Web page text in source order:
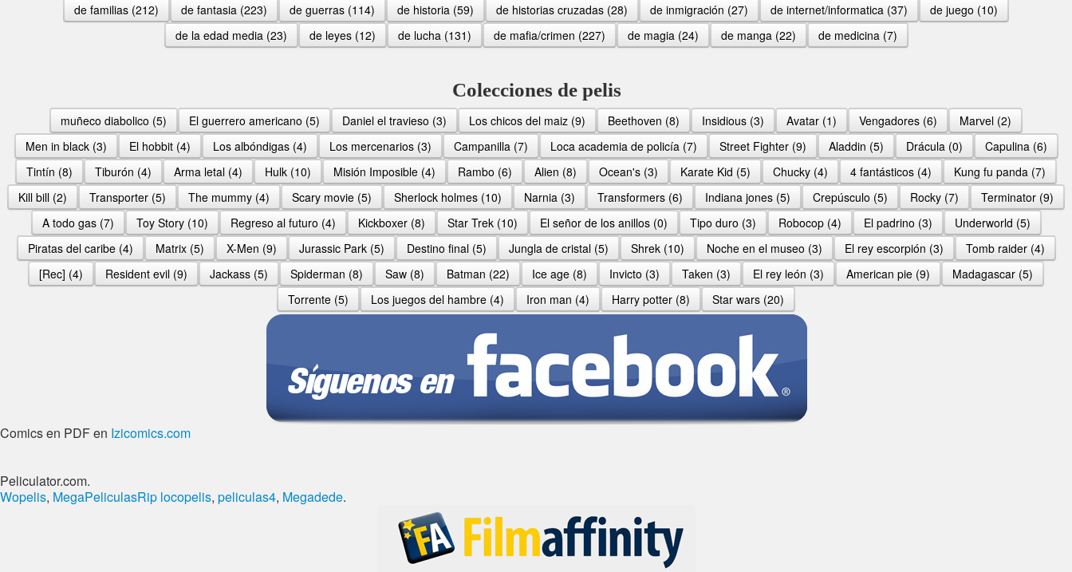
de familias (212)
de fantasia (223) de guerras (114) de historia (59) de historias cruzadas (28) de inmigración (27) de internet/informatica (37)
de juego (10)
de la edad media (23)
de leyes (12) de lucha (131) de mafia/crimen (227) de magia (24) de manga (22) de medicina (7)
Colecciones de pelis
muñeco diabolico (5) El guerrero americano (5) Daniel el travieso (3) Los chicos del maiz (9) Beethoven (8) Insidious (3) Avatar (1) Vengadores (6)
Marvel (2)
Men in black (3)
El hobbit (4) Los albóndigas (4) Los mercenarios (3) Campanilla (7) Loca academia de policí­a (7) Street Fighter (9) Aladdin (5) Drácula (0)
Capulina (6)
Tintín (8)
Tiburón (4) Arma letal (4) Hulk (10) Misión Imposible (4) Rambo (6) Alien (8) Ocean's (3) Karate Kid (5) Chucky (4) 4 fantásticos (4)
Kung fu panda (7)
Kill bill (2)
Transporter (5) The mummy (4) Scary movie (5) Sherlock holmes (10) Narnia (3) Transformers (6) Indiana jones (5) Crepúsculo (5) Rocky (7)
Terminator (9)
A todo gas (7)
Toy Story (10) Regreso al futuro (4) Kickboxer (8) Star Trek (10) El señor de los anillos (0) Tipo duro (3) Robocop (4) El padrino (3)
Underworld (5)
Piratas del caribe (4)
Matrix (5) X-Men (9) Jurassic Park (5) Destino final (5) Jungla de cristal (5) Shrek (10) Noche en el museo (3) El rey escorpión (3)
Tomb raider (4)
[Rec] (4)
Resident evil (9) Jackass (5) Spiderman (8) Saw (8) Batman (22) Ice age (8) Invicto (3) Taken (3) El rey león (3) American pie (9)
Madagascar (5)
Torrente (5)
Los juegos del hambre (4) Iron man (4) Harry potter (8) Star wars (20)
Comics en PDF en Izicomics.com
Peliculator.com.
Wopelis, MegaPeliculasRip locopelis, peliculas4, Megadede.